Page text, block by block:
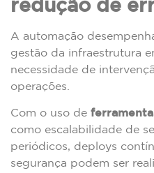
A automação
gestão da infraestrutura
necessidade de
operações.
Com o uso de
como escalabilidade de
periódicos, deploys
segurança podem ser